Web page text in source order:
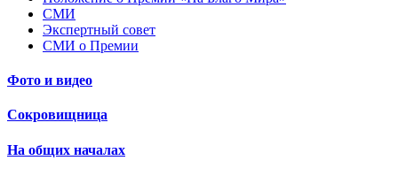
СМИ
Экспертный совет
СМИ о Премии
Фото и видео
Сокровищница
На общих началах